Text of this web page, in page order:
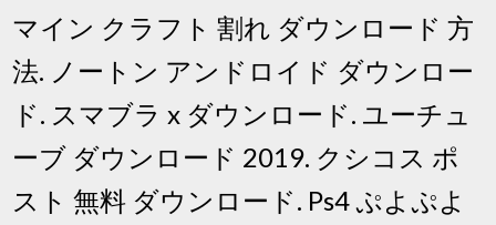
マイン クラフト 割れ ダウンロード 方
法. ノートン アンドロイド ダウンロー
ド. スマブラ x ダウンロード. ユーチュ
ーブ ダウンロード 2019. クシコス ポ
スト 無料 ダウンロード. Ps4 ぷよぷよ